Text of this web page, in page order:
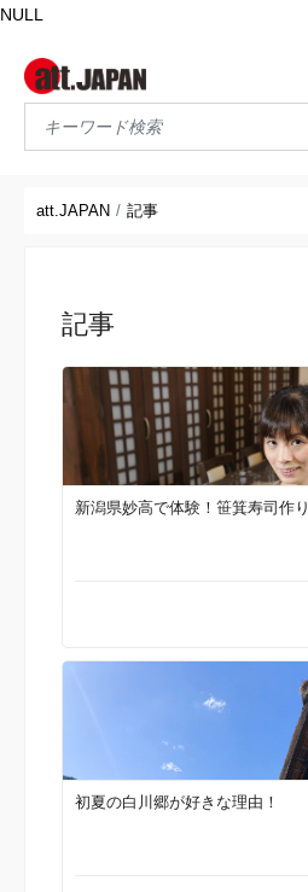
NULL
Translations title cont
att.JAPAN 記事
記事
新潟県妙高で体験！笹箕寿司作り
初夏の白川郷が好きな理由！